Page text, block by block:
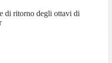
di ritorno degli ottavi di